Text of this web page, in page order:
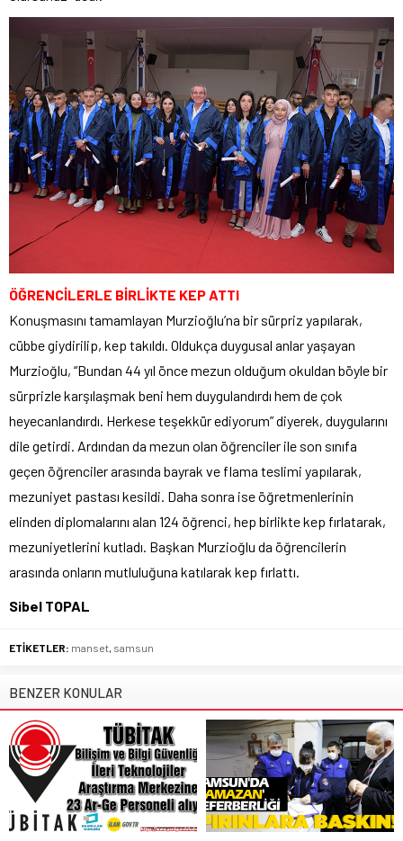
ÖĞRENCİLERLE BİRLİKTE KEP ATTI
Konuşmasını tamamlayan Murzioğlu’na bir sürpriz yapılarak,
cübbe giydirilip, kep takıldı. Oldukça duygusal anlar yaşayan
Murzioğlu, “Bundan 44 yıl önce mezun olduğum okuldan böyle bir
sürprizle karşılaşmak beni hem duygulandırdı hem de çok
heyecanlandırdı. Herkese teşekkür ediyorum” diyerek, duygularını
dile getirdi. Ardından da mezun olan öğrenciler ile son sınıfa
geçen öğrenciler arasında bayrak ve flama teslimi yapılarak,
mezuniyet pastası kesildi. Daha sonra ise öğretmenlerinin
elinden diplomalarını alan 124 öğrenci, hep birlikte kep fırlatarak,
mezuniyetlerini kutladı. Başkan Murzioğlu da öğrencilerin
arasında onların mutluluğuna katılarak kep fırlattı.
Sibel TOPAL
ETİKETLER: manset, samsun
BENZER KONULAR